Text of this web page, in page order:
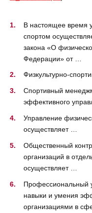
В настоящее время
спортом
закона «О
Федерации» от …
Физкультурно-
Спортивный
эффективного
Управление
осуществляет …
Общественный
организаций в
осуществляет …
Профессиональный
навыки и умения
организациями в